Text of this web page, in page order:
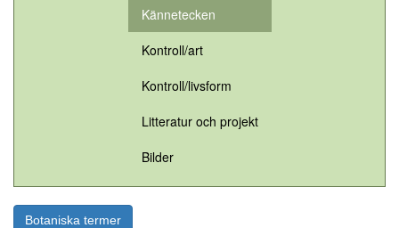
Kännetecken
Kontroll/art
Kontroll/livsform
Litteratur och projekt
Bilder
Botaniska termer